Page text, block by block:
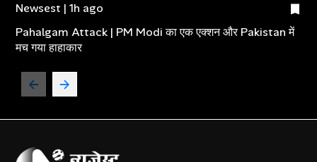
Newsest | 1h ago
Pahalgam Attack | PM Modi का एक एक्शन और Pakistan में
मच गया हाहाकार